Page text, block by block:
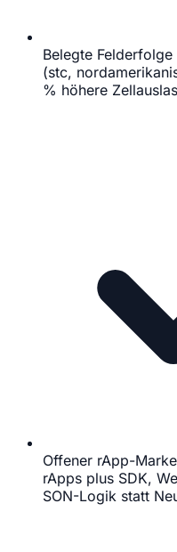
Belegte
(stc,
% höhere
Offener rApp-
rApps plus SDK,
SON-Logik statt